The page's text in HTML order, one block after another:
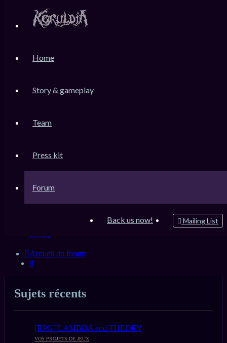
Home
Story & gameplay
Team
Press kit
Forum
Mailing List
Back us now!
Messages non lus
Sujets actifs
Rechercher
FAQ
Accueil du forum
Rechercher
Sujets récents
[RPG] LAMBDA end THEORY
VOS PROJETS DE JEUX